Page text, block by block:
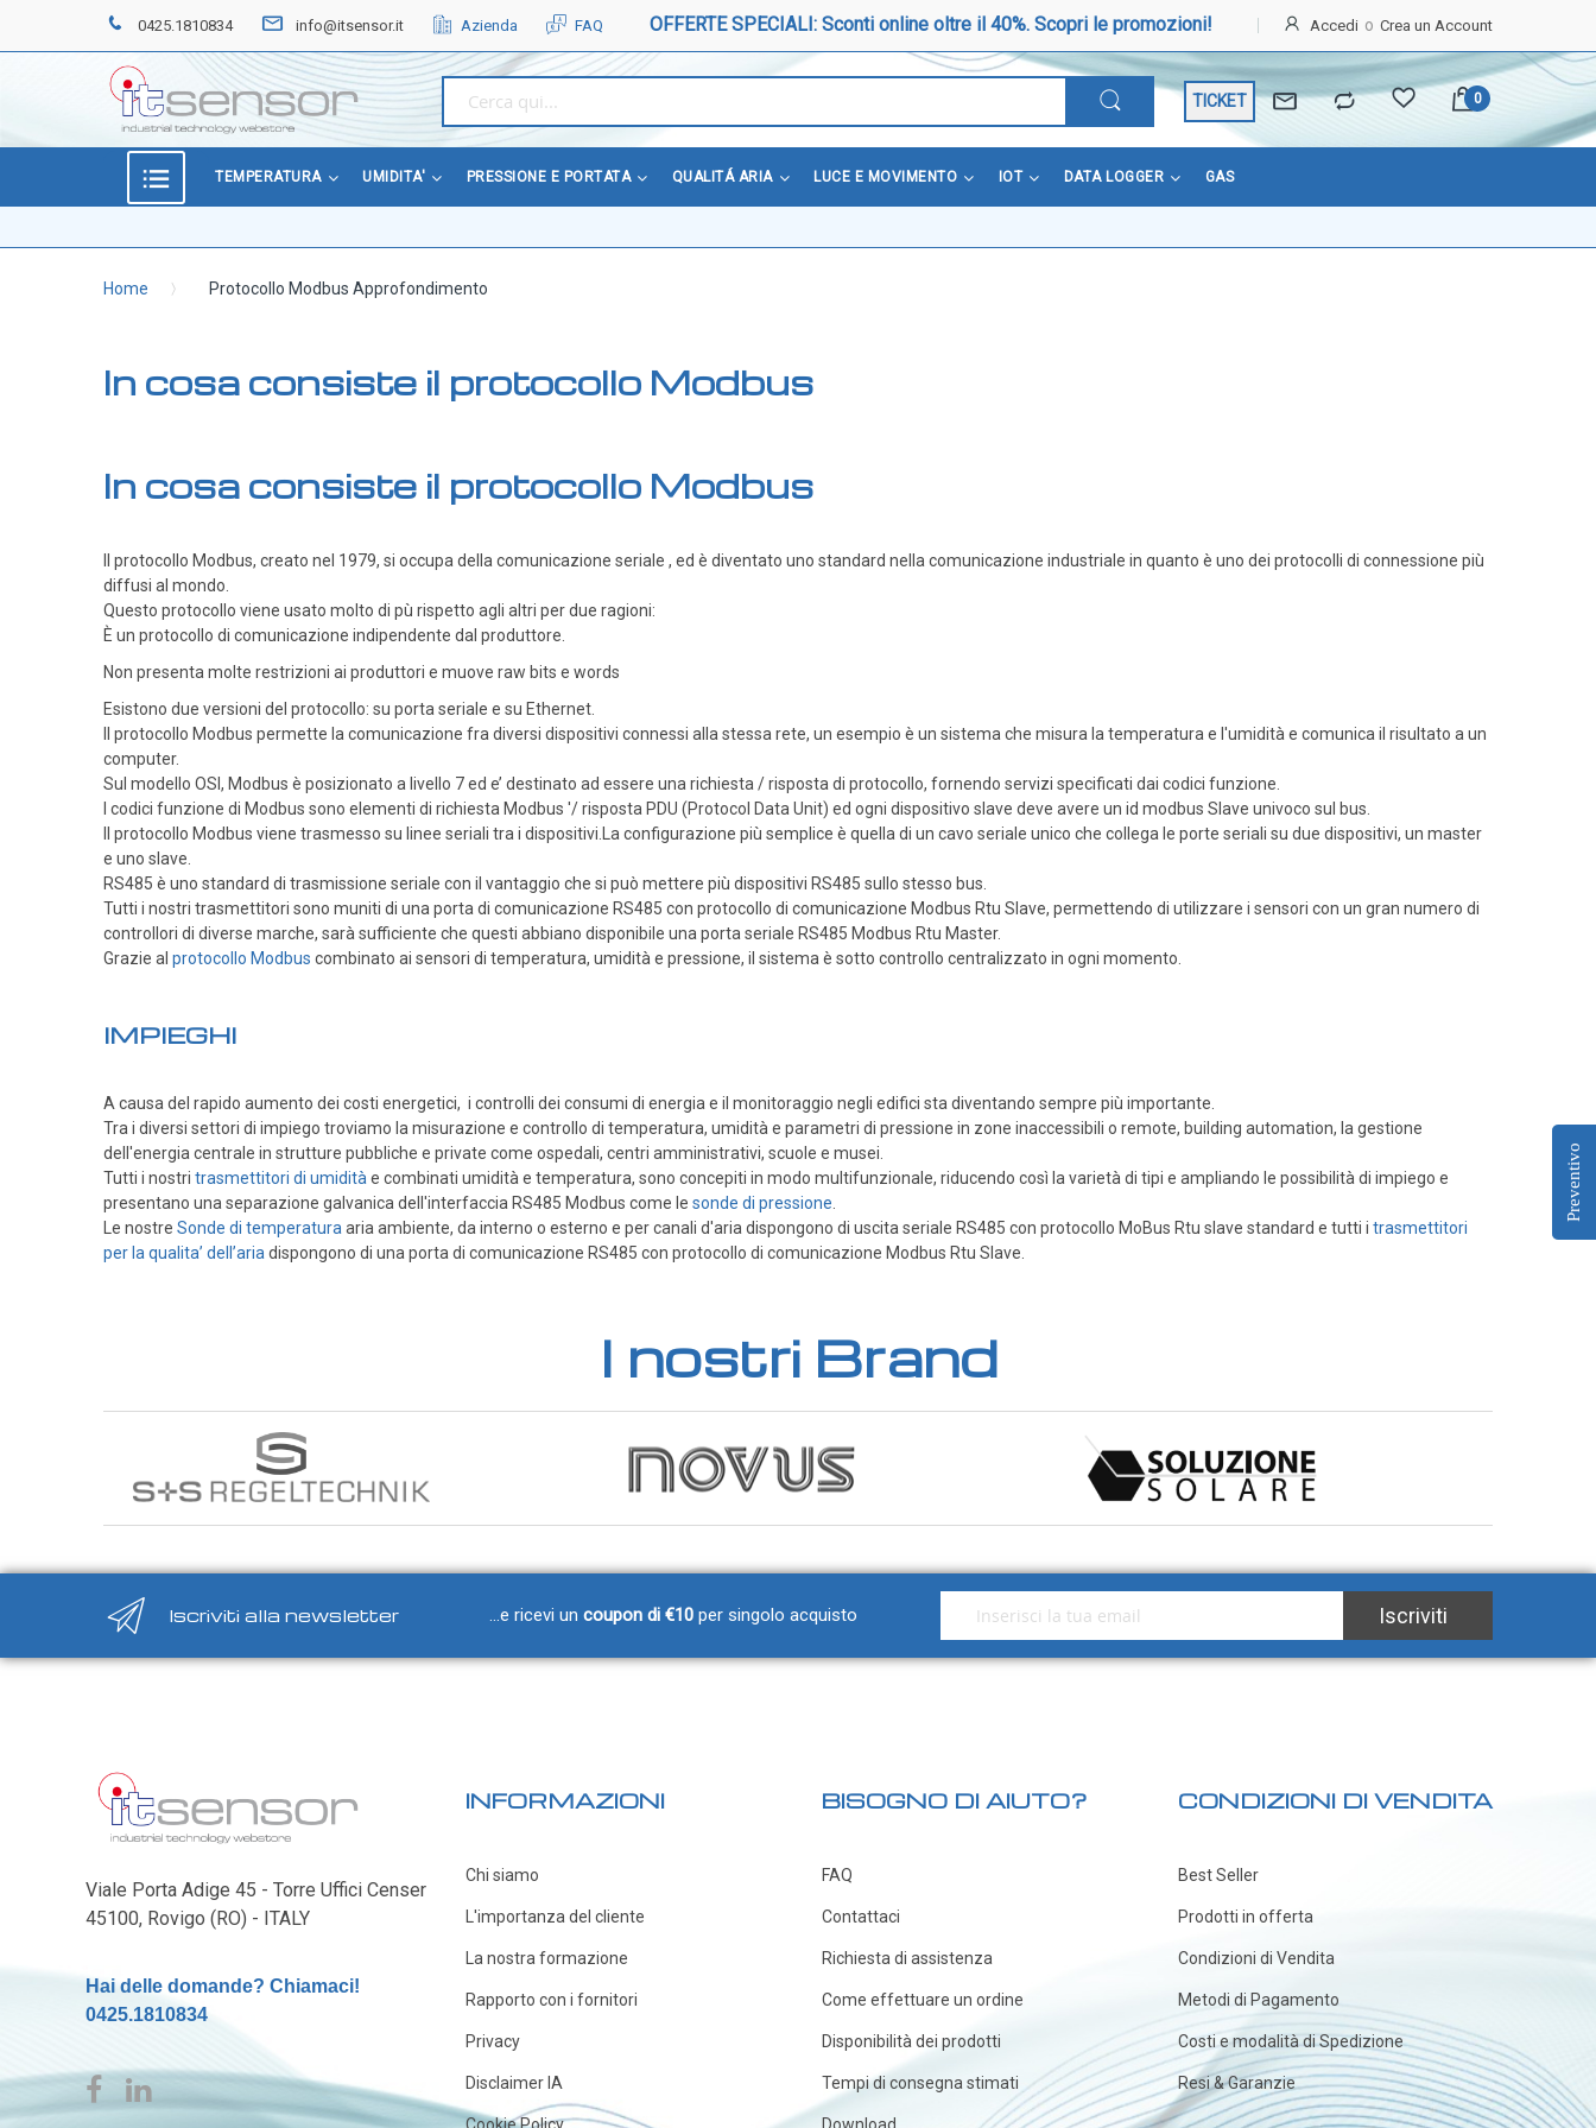
0425.1810834 info@itsensor.it Azienda FAQ OFFERTE SPECIALI: Sconti online oltre il 40%. Scopri le promozioni! Accedi Crea un Account
TICKET
TEMPERATURA UMIDITA' PRESSIONE E PORTATA QUALITÁ ARIA LUCE E MOVIMENTO IOT DATA LOGGER GAS
Home Protocollo Modbus Approfondimento
In cosa consiste il protocollo Modbus
In cosa consiste il protocollo Modbus
Il protocollo Modbus, creato nel 1979, si occupa della comunicazione seriale , ed è diventato uno standard nella comunicazione industriale in quanto è uno dei protocolli di connessione più
diffusi al mondo.
Questo protocollo viene usato molto di pù rispetto agli altri per due ragioni:
È un protocollo di comunicazione indipendente dal produttore.
Non presenta molte restrizioni ai produttori e muove raw bits e words
Esistono due versioni del protocollo: su porta seriale e su Ethernet.
Il protocollo Modbus permette la comunicazione fra diversi dispositivi connessi alla stessa rete, un esempio è un sistema che misura la temperatura e l'umidità e comunica il risultato a un
computer.
Sul modello OSI, Modbus è posizionato a livello 7 ed e’ destinato ad essere una richiesta / risposta di protocollo, fornendo servizi specificati dai codici funzione.
I codici funzione di Modbus sono elementi di richiesta Modbus '/ risposta PDU (Protocol Data Unit) ed ogni dispositivo slave deve avere un id modbus Slave univoco sul bus.
Il protocollo Modbus viene trasmesso su linee seriali tra i dispositivi.La configurazione più semplice è quella di un cavo seriale unico che collega le porte seriali su due dispositivi, un master
e uno slave.
RS485 è uno standard di trasmissione seriale con il vantaggio che si può mettere più dispositivi RS485 sullo stesso bus.
Tutti i nostri trasmettitori sono muniti di una porta di comunicazione RS485 con protocollo di comunicazione Modbus Rtu Slave, permettendo di utilizzare i sensori con un gran numero di
controllori di diverse marche, sarà sufficiente che questi abbiano disponibile una porta seriale RS485 Modbus Rtu Master.
Grazie al protocollo Modbus combinato ai sensori di temperatura, umidità e pressione, il sistema è sotto controllo centralizzato in ogni momento.
IMPIEGHI
A causa del rapido aumento dei costi energetici, i controlli dei consumi di energia e il monitoraggio negli edifici sta diventando sempre più importante.
Tra i diversi settori di impiego troviamo la misurazione e controllo di temperatura, umidità e parametri di pressione in zone inaccessibili o remote, building automation, la gestione
dell'energia centrale in strutture pubbliche e private come ospedali, centri amministrativi, scuole e musei.
Tutti i nostri trasmettitori di umidità e combinati umidità e temperatura, sono concepiti in modo multifunzionale, riducendo così la varietà di tipi e ampliando le possibilità di impiego e
presentano una separazione galvanica dell'interfaccia RS485 Modbus come le sonde di pressione
Le nostre Sonde di temperatura aria ambiente, da interno o esterno e per canali d'aria dispongono di uscita seriale RS485 con protocollo MoBus Rtu slave standard e tutti i trasmettitori
per la qualita’ dell’aria dispongono di una porta di comunicazione RS485 con protocollo di comunicazione Modbus Rtu Slave.
I nostri Brand
Iscriviti alla newsletter ...e ricevi un coupon di €10 per singolo acquisto Iscriviti alla nostra Newsletter: Iscriviti
Viale Porta Adige 45 - Torre Uffici Censer
45100, Rovigo (RO) - ITALY
Hai delle domande? Chiamaci!
0425.1810834
INFORMAZIONI
Chi siamo
L'importanza del cliente
La nostra formazione
Rapporto con i fornitori
Privacy
Disclaimer IA
BISOGNO DI AIUTO?
FAQ
Contattaci
Richiesta di assistenza
Come effettuare un ordine
Disponibilità dei prodotti
Tempi di consegna stimati
CONDIZIONI DI VENDITA
Best Seller
Prodotti in offerta
Condizioni di Vendita
Metodi di Pagamento
Costi e modalità di Spedizione
Resi & Garanzie
OFFERTE
SPECIALI
SELLER
Sonde di temperatura
Sonde temperatura a cavo
Sonde temperatura a contatto di superficie
Trasmettitori di temperatura
Moduli guida DIN
Trasmettitori per testa
Termostati e Regolatori
Unità di controllo ambiente
Termostati e regolatori digitali
Termostati ambiente
Termostati a contatto
Termostati da canale
Strumenti portatili
Termometri digitali
Sonde temperatura con asta/lancia
Accessori e Ricambi
Pozzetti termometrici
Raccordi, Flange e Ganci
Colle, Grassi e Adesivi
Sonde umidità a cavo
Sonde pioggia e antiallagamento
Rilevatori di condensa
Igrostati e Termoigrostati
Termo-igrometri ambiente
Strumenti di misura per materiali
PRESSIONE
PORTATA
Barometri
Trasmettitori pressione
Preventivo